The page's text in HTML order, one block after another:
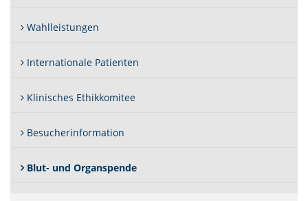
Wahlleistungen
Internationale Patienten
Klinisches Ethikkomitee
Besucherinformation
Blut- und Organspende